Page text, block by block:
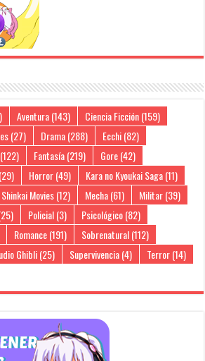
Aventura(143) Ciencia Ficción(159)
(27) Drama(288) Ecchi(82)
(122) Fantasía(219) Gore(42)
(29) Horror(49) Kara no Kyoukai Saga(11)
Movies(12) Mecha(61) Militar(39)
Policial(3) Psicológico(82)
Romance(191) Sobrenatural(112)
Ghibli(25) Supervivencia(4) Terror(14)